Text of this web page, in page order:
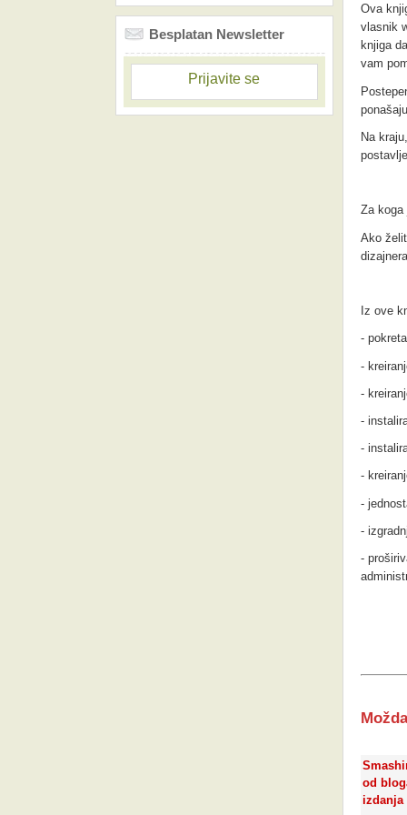
Ova
vlasnik
knjiga
vam
Na
Za koga
Ako
Iz ove
-
-
-
-
-
-
-
-
-
od
izdanja
Besplatan Newsletter
Prijavite se